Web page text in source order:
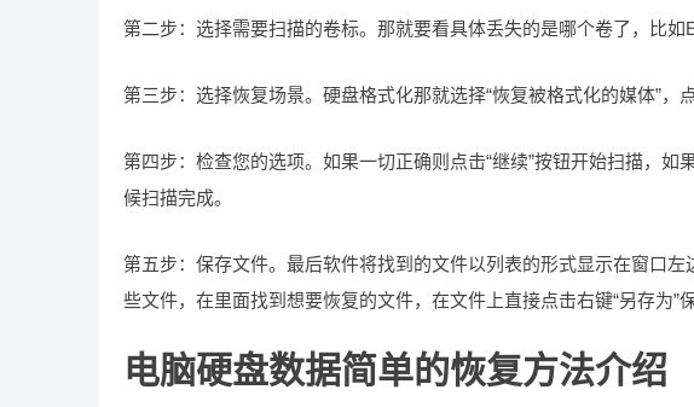
第二步：选择需要扫描的卷标。那就要看具体丢失的是哪个卷了，比如E
第三步：选择恢复场景。硬盘格式化那就选择“恢复被格式化的媒体”，点
第四步：检查您的选项。如果一切正确则点击“继续”按钮开始扫描，
候扫描完成。
第五步：保存文件。最后软件将找到的文件以列表的形式显示在窗口
些文件，在里面找到想要恢复的文件，在文件上直接点击右键“另存为”
电脑硬盘数据简单的恢复方法介绍